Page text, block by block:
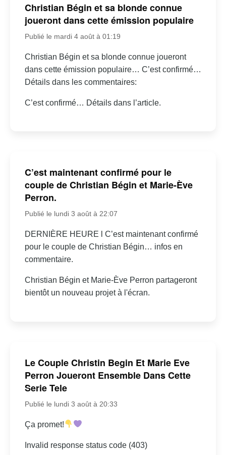
Christian Bégin et sa blonde connue
joueront dans cette émission populaire
Publié le mardi 4 août à 01:19
Christian Bégin et sa blonde connue joueront
dans cette émission populaire… C’est confirmé…
Détails dans les commentaires:
C’est confirmé… Détails dans l’article.
C’est maintenant confirmé pour le
couple de Christian Bégin et Marie-Ève
Perron.
Publié le lundi 3 août à 22:07
DERNIÈRE HEURE l C’est maintenant confirmé
pour le couple de Christian Bégin… infos en
commentaire.
Christian Bégin et Marie-Ève Perron partageront
bientôt un nouveau projet à l'écran.
Le Couple Christin Begin Et Marie Eve
Perron Joueront Ensemble Dans Cette
Serie Tele
Publié le lundi 3 août à 20:33
Ça promet!
Invalid response status code (403)